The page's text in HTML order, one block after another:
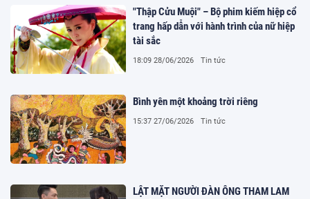
"Thập Cửu Muội" – Bộ phim kiếm hiệp cổ
trang hấp dẫn với hành trình của nữ hiệp
tài sắc
18:09 28/06/2026 Tin tức
Bình yên một khoảng trời riêng
15:37 27/06/2026 Tin tức
LẬT MẶT NGƯỜI ĐÀN ÔNG THAM LAM